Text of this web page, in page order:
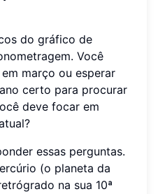
do gráfico de
Você
março ou esperar
certo para procurar
deve focar em
essas perguntas.
(o planeta da
na sua 10ª